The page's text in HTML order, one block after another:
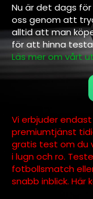
Nu är det dags
oss genom att
alltid att man
för att hinna
Läs mer om vårt
Vi erbjuder
premiumtjänst
gratis test om du
i lugn och ro.
fotbollsmatch
snabb inblick. Här